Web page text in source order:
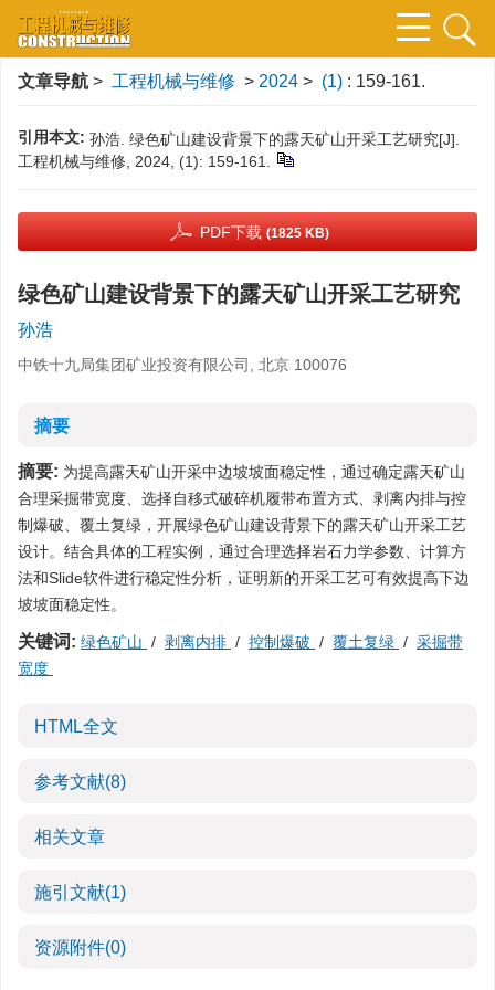
文章导航 > 工程机械与维修 > 2024 > (1) : 159-161.
引用本文: 孙浩. 绿色矿山建设背景下的露天矿山开采工艺研究[J].
工程机械与维修, 2024, (1): 159-161.
PDF下载 (1825 KB)
绿色矿山建设背景下的露天矿山开采工艺研究
孙浩
中铁十九局集团矿业投资有限公司, 北京 100076
摘要
摘要: 为提高露天矿山开采中边坡坡面稳定性，通过确定露天矿山
合理采掘带宽度、选择自移式破碎机履带布置方式、剥离内排与控
制爆破、覆土复绿，开展绿色矿山建设背景下的露天矿山开采工艺
设计。结合具体的工程实例，通过合理选择岩石力学参数、计算方
法和Slide软件进行稳定性分析，证明新的开采工艺可有效提高下边
坡坡面稳定性。
关键词: 绿色矿山 / 剥离内排 / 控制爆破 / 覆土复绿 / 采掘带
宽度
HTML全文
参考文献(8)
相关文章
施引文献(1)
资源附件(0)